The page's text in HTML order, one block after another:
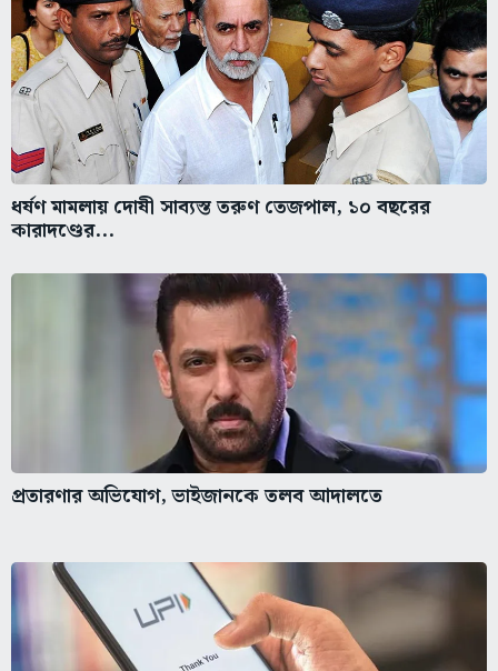
ধর্ষণ মামলায় দোষী সাব্যস্ত তরুণ তেজপাল, ১০ বছরের
কারাদণ্ডের...
প্রতারণার অভিযোগ, ভাইজানকে তলব আদালতে